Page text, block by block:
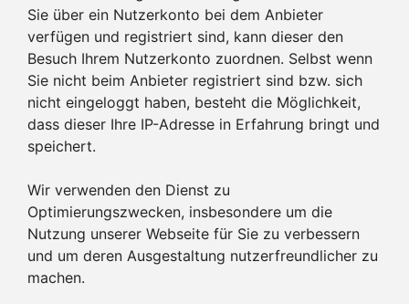
Sie über ein Nutzerkonto bei dem Anbieter
verfügen und registriert sind, kann dieser den
Besuch Ihrem Nutzerkonto zuordnen. Selbst wenn
Sie nicht beim Anbieter registriert sind bzw. sich
nicht eingeloggt haben, besteht die Möglichkeit,
dass dieser Ihre IP-Adresse in Erfahrung bringt und
speichert.
Wir verwenden den Dienst zu
Optimierungszwecken, insbesondere um die
Nutzung unserer Webseite für Sie zu verbessern
und um deren Ausgestaltung nutzerfreundlicher zu
machen.